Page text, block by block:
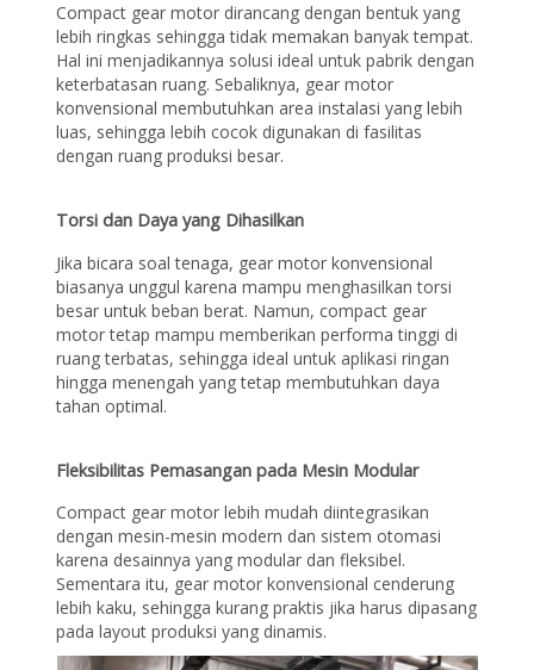
Compact gear motor dirancang dengan bentuk yang
lebih ringkas sehingga tidak memakan banyak tempat.
Hal ini menjadikannya solusi ideal untuk pabrik dengan
keterbatasan ruang. Sebaliknya, gear motor
konvensional membutuhkan area instalasi yang lebih
luas, sehingga lebih cocok digunakan di fasilitas
dengan ruang produksi besar.
Torsi dan Daya yang Dihasilkan
Jika bicara soal tenaga, gear motor konvensional
biasanya unggul karena mampu menghasilkan torsi
besar untuk beban berat. Namun, compact gear
motor tetap mampu memberikan performa tinggi di
ruang terbatas, sehingga ideal untuk aplikasi ringan
hingga menengah yang tetap membutuhkan daya
tahan optimal.
Fleksibilitas Pemasangan pada Mesin Modular
Compact gear motor lebih mudah diintegrasikan
dengan mesin-mesin modern dan sistem otomasi
karena desainnya yang modular dan fleksibel.
Sementara itu, gear motor konvensional cenderung
lebih kaku, sehingga kurang praktis jika harus dipasang
pada layout produksi yang dinamis.